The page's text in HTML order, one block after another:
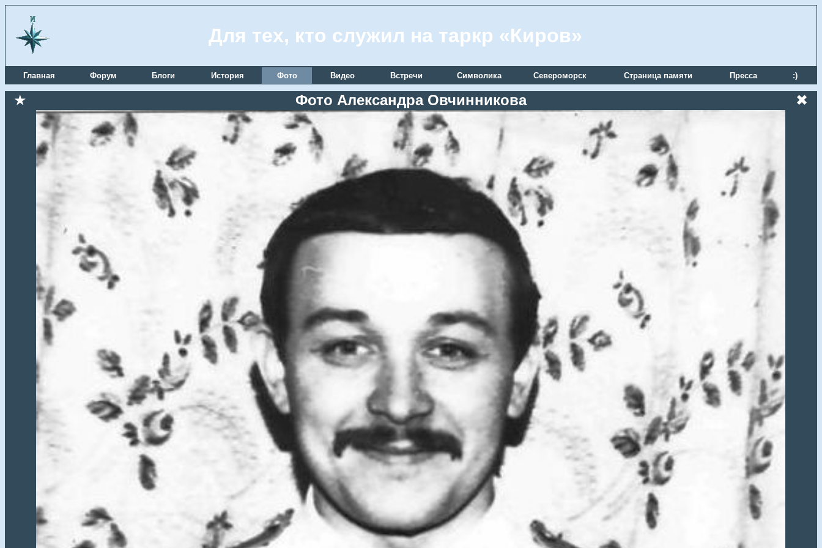
Для тех, кто служил на таркр «Киров»
Главная Форум Блоги История Фото Видео Встречи Символика Североморск Страница памяти Пресса :)
★ Фото Александра Овчинникова ✖